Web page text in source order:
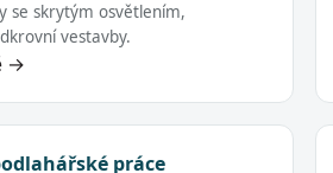
se skrytým osvětlením,
vestavby.
→
práce